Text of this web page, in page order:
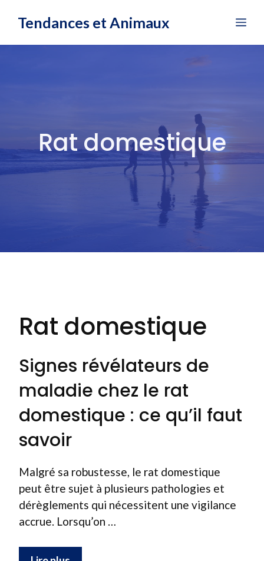
Tendances et Animaux
Rat domestique
Rat domestique
Signes révélateurs de
maladie chez le rat
domestique : ce qu’il faut
savoir
Malgré sa robustesse, le rat domestique
peut être sujet à plusieurs pathologies et
dérèglements qui nécessitent une vigilance
accrue. Lorsqu’on …